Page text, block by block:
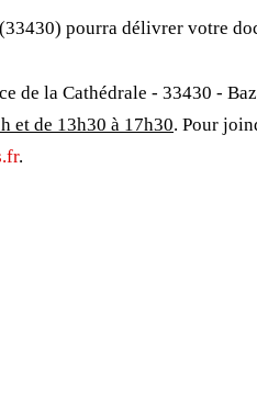
pourra délivrer votre
de la Cathédrale - 33430 -
et de 13h30 à 17h30. Pour
.